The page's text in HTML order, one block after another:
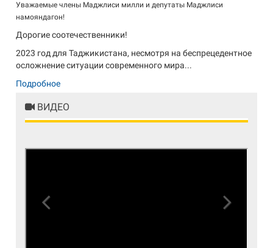
Уважаемые члены Маджлиси милли и депутаты Маджлиси
намояндагон!
Дорогие соотечественники!
2023 год для Таджикистана, несмотря на беспрецедентное
осложнение ситуации современного мира...
Подробное
ВИДЕО